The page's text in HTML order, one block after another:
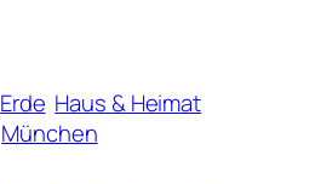
Erde Haus & Heimat
München